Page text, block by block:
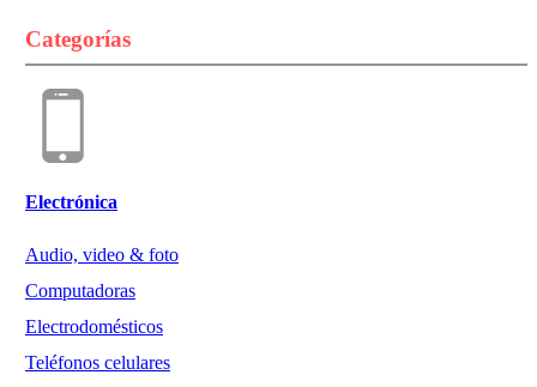
Categorías
Electrónica
Audio, video & foto
Computadoras
Electrodomésticos
Teléfonos celulares